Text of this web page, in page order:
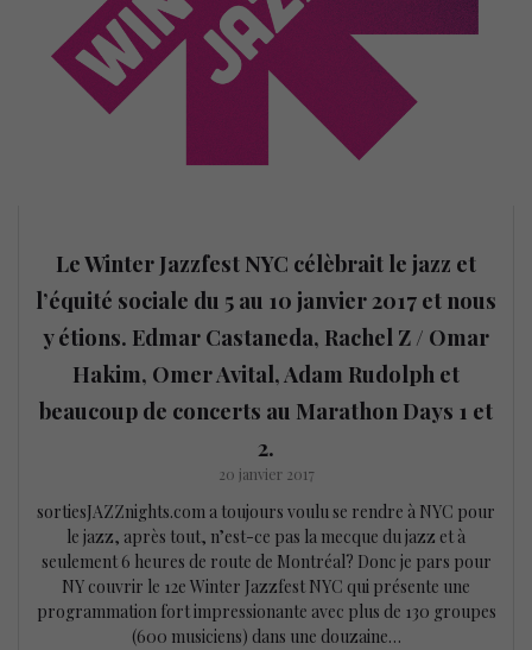
Le Winter Jazzfest NYC célèbrait le jazz et
l’équité sociale du 5 au 10 janvier 2017 et nous
y étions. Edmar Castaneda, Rachel Z / Omar
Hakim, Omer Avital, Adam Rudolph et
beaucoup de concerts au Marathon Days 1 et
2.
20 janvier 2017
sortiesJAZZnights.com a toujours voulu se rendre à NYC pour
le jazz, après tout, n’est-ce pas la mecque du jazz et à
seulement 6 heures de route de Montréal? Donc je pars pour
NY couvrir le 12e Winter Jazzfest NYC qui présente une
programmation fort impressionante avec plus de 130 groupes
(600 musiciens) dans une douzaine…